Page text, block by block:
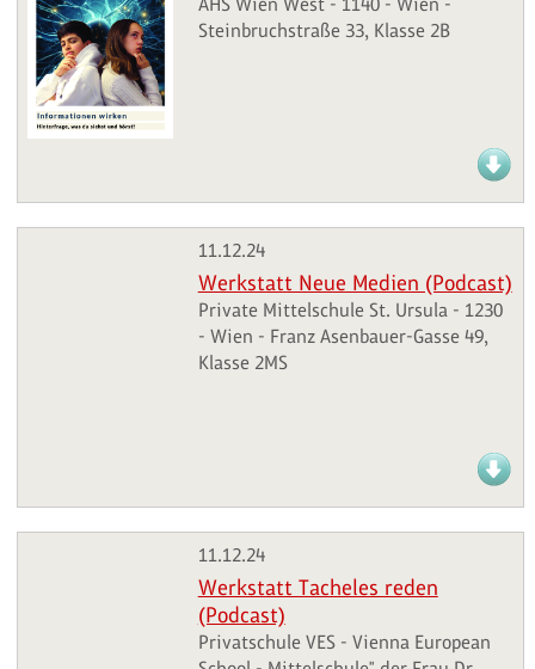
Steinbruchstraße 33, Klasse 2B
11.12.24
Werkstatt Neue Medien (Podcast)
Private Mittelschule St. Ursula - 1230
- Wien - Franz Asenbauer-Gasse 49,
Klasse 2MS
11.12.24
Werkstatt Tacheles reden
(Podcast)
Privatschule VES - Vienna European